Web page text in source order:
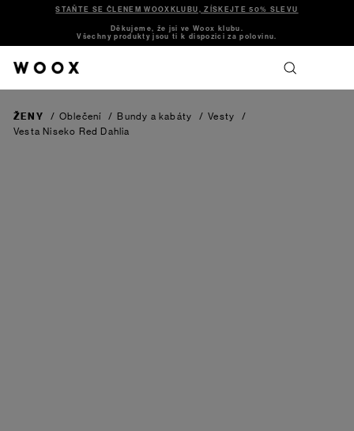
STAŇTE SE ČLENEM WOOXKLUBU, ZÍSKEJTE 50% SLEVU
Děkujeme, že jsi ve Woox klubu.
Všechny produkty jsou ti k dispozici za polovinu.
ŽENY / Oblečení / Bundy a kabáty / Vesty
/
Vesta Niseko Red Dahlia